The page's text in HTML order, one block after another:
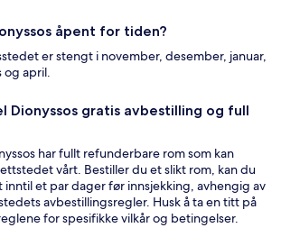
åpent for tiden?
er stengt i november, desember, januar,
og april.
Dionyssos gratis avbestilling og full
har fullt refunderbare rom som kan
vårt. Bestiller du et slikt rom, kan du
inntil et par dager før innsjekking, avhengig av
avbestillingsregler. Husk å ta en titt på
for spesifikke vilkår og betingelser.